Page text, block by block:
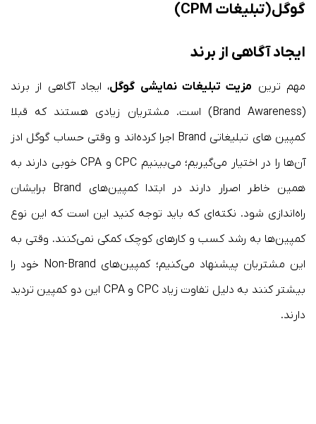
گوگل(تبلیغات CPM)
ایجاد آگاهی از برند
مهم ‌ترین مزیت تبلیغات نمایشی گوگل، ایجاد آگاهی از برند
(Brand Awareness) است. مشتریان زیادی هستند که قبلا
کمپین های تبلیغاتی Brand اجرا کرده‌اند و وقتی حساب گوگل ادز
آن‌ها را در اختیار می‌گیریم؛ می‌بینیم CPC و CPA خوبی دارند به
همین خاطر اصرار دارند در ابتدا کمپین‌های Brand برایشان
راه‌اندازی شود. نکته‌ای که باید توجه کنید این است که این نوع
کمپین‌ها به رشد کسب و کارهای کوچک کمکی نمی‌کنند. وقتی به
این مشتریان پیشنهاد می‌کنیم؛ کمپین‌های Non-Brand خود را
بیشتر کنند به دلیل تفاوت زیاد CPC و CPA این دو کمپین تردید
دارند.